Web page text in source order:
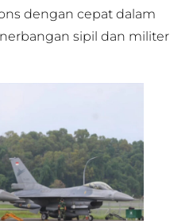
dengan cepat dalam
sipil dan militer